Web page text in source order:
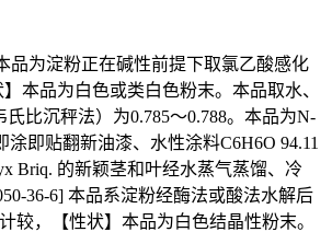
为淀粉正在碱性前提下取氯乙酸感化
本品为白色或类白色粉末。本品取水、
比沉秤法）为0.785～0.788。本品为N-
即贴翻新油漆、水性涂料C6H6O 94.11
Briq. 的新颖茎和叶经水蒸气蒸馏、冷
36-6] 本品系淀粉经酶法或酸法水解后
，【性状】本品为白色结晶性粉末。